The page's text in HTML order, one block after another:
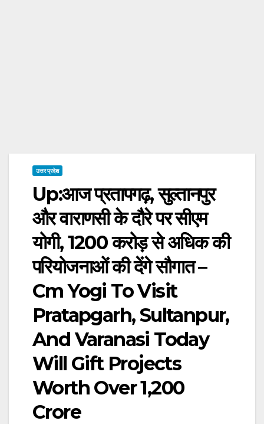
उत्तर प्रदेश
Up:आज प्रतापगढ़, सुल्तानपुर
और वाराणसी के दौरे पर सीएम
योगी, 1200 करोड़ से अधिक की
परियोजनाओं की देंगे सौगात –
Cm Yogi To Visit
Pratapgarh, Sultanpur,
And Varanasi Today
Will Gift Projects
Worth Over 1,200
Crore